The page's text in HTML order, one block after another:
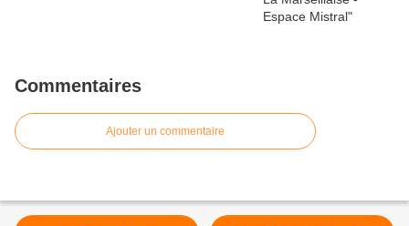
Commentaires
Ajouter un commentaire